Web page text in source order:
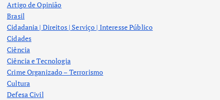
Artigo de Opinião
Brasil
Cidadania | Direitos | Serviço | Interesse Público
Cidades
Ciência
Ciência e Tecnologia
Crime Organizado – Terrorismo
Cultura
Defesa Civil